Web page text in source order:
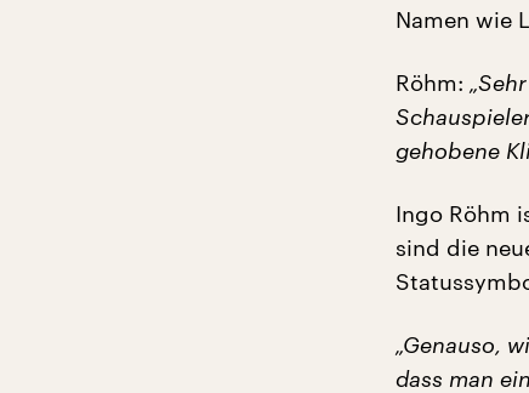
Namen wie
Röhm:
gehobene
Ingo Röhm
sind die
„Genauso,
dass man